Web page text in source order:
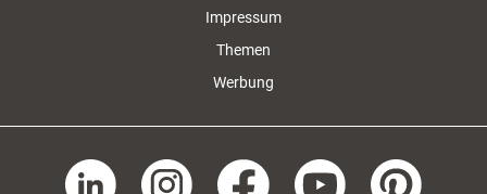
Impressum
Themen
Werbung